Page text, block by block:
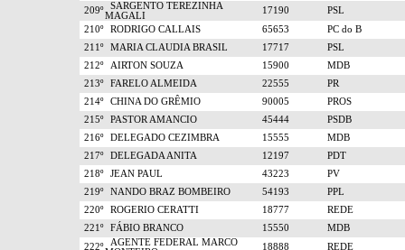
209º
SARGENTO TEREZINHA
MAGALI
17190
PSL
210º
RODRIGO CALLAIS 65653
PC do B
211º
MARIA CLAUDIA BRASIL 17717
PSL
212º
AIRTON SOUZA 15900
MDB
213º
FARELO ALMEIDA 22555
PR
214º
CHINA DO GRÊMIO 90005
PROS
215º
PASTOR AMANCIO 45444
PSDB
216º
DELEGADO CEZIMBRA 15555
MDB
217º
DELEGADA ANITA 12197
PDT
218º
JEAN PAUL 43223
PV
219º
NANDO BRAZ BOMBEIRO 54193
PPL
220º
ROGERIO CERATTI 18777
REDE
221º
FÁBIO BRANCO 15550
MDB
222º
AGENTE FEDERAL MARCO
18888
REDE